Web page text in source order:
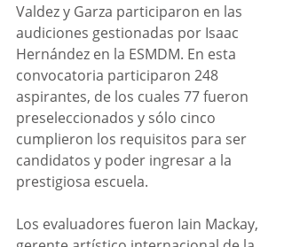
Valdez y Garza participaron en las
audiciones gestionadas por Isaac
Hernández en la ESMDM. En esta
convocatoria participaron 248
aspirantes, de los cuales 77 fueron
preseleccionados y sólo cinco
cumplieron los requisitos para ser
candidatos y poder ingresar a la
prestigiosa escuela.
Los evaluadores fueron Iain Mackay,